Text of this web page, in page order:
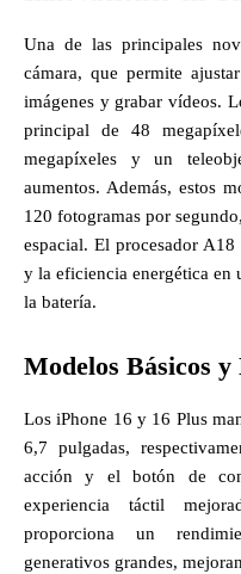
Una de las principales
cámara, que permite
imágenes y grabar vídeos.
principal de 48
megapíxeles y un
aumentos. Además, estos
120 fotogramas por
espacial. El procesador
y la eficiencia energética en
la batería.
Modelos Básicos y
Los iPhone 16 y 16 Plus
6,7 pulgadas,
acción y el botón de
experiencia táctil
proporciona un
generativos grandes,